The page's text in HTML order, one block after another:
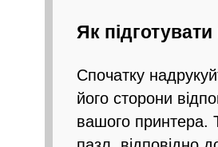
Як
Спочатку
його сторони
вашого принтера.